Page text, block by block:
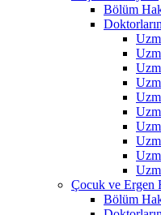
Bölüm
Çocuk ve Ergen
Bölüm